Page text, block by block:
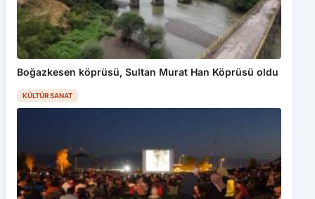
Boğazkesen köprüsü, Sultan Murat Han Köprüsü oldu
KÜLTÜR SANAT